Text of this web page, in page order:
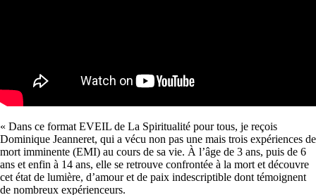
« Dans ce format EVEIL de La Spiritualité pour tous, je reçois
Dominique Jeanneret, qui a vécu non pas une mais trois expériences de
mort imminente (EMI) au cours de sa vie. À l’âge de 3 ans, puis de 6
ans et enfin à 14 ans, elle se retrouve confrontée à la mort et découvre
cet état de lumière, d’amour et de paix indescriptible dont témoignent
de nombreux expérienceurs.